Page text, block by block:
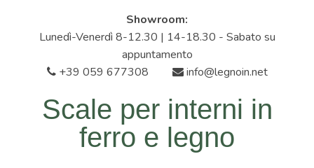
Showroom:
Lunedì-Venerdì 8-12.30 | 14-18.30 - Sabato su
appuntamento
+39 059 677308
info@legnoin.net
Scale per interni in
ferro e legno